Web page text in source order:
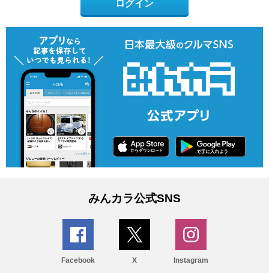
ログイン
みんカラ公式SNS
Facebook X Instagram